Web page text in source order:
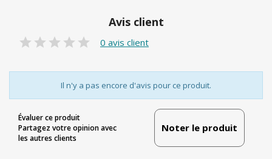
Avis client
0 avis client
Il n'y a pas encore d'avis pour ce produit.
Évaluer ce produit
Partagez votre opinion avec
les autres clients
Noter le produit